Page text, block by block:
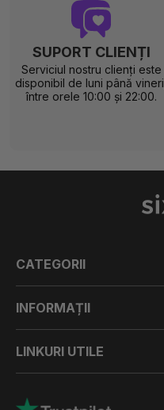
SUPORT CLIENȚI
Serviciul nostru clienți este
disponibil de luni până vineri,
între orele 10:00 și 22:00.
CATEGORII
INFORMAȚII
LINKURI UTILE